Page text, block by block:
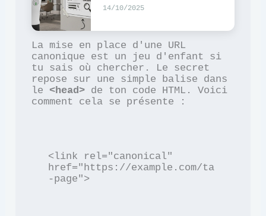
14/10/2025
La mise en place d'une URL
canonique est un jeu d'enfant si
tu sais où chercher. Le secret
repose sur une simple balise dans
le <head> de ton code HTML. Voici
comment cela se présente :
<link rel="canonical"
href="https://example.com/ta
-page">